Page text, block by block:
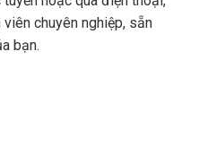
chuyên nghiệp, sẵn
bạn.